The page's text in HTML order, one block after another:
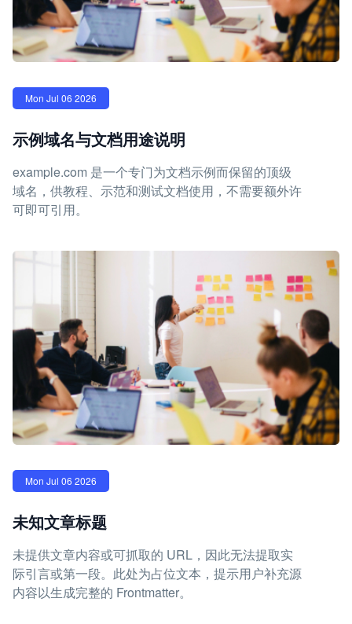
Mon Jul 06 2026
示例域名与文档用途说明
example.com 是一个专门为文档示例而保留的顶级
域名，供教程、示范和测试文档使用，不需要额外许
可即可引用。
Mon Jul 06 2026
未知文章标题
未提供文章内容或可抓取的 URL，因此无法提取实
际引言或第一段。此处为占位文本，提示用户补充源
内容以生成完整的 Frontmatter。